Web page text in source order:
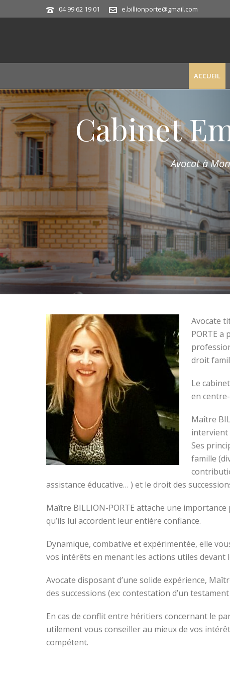
04 99 62 19 01 e.billionporte@gmail.com
ACCUEIL
Cabinet
Avocat à
Avocate
PORTE a
droit
Le
en centre-
Maître
intervient
Ses
famille
assistance éducative… ) et le droit des
Maître BILLION-PORTE attache une
qu’ils lui accordent leur entière confiance.
Dynamique, combative et expérimentée, elle
vos intérêts en menant les actions utiles devant
Avocate disposant d’une solide expérience,
des successions (ex: contestation d’un
En cas de conflit entre héritiers concernant le
utilement vous conseiller au mieux de vos
compétent.